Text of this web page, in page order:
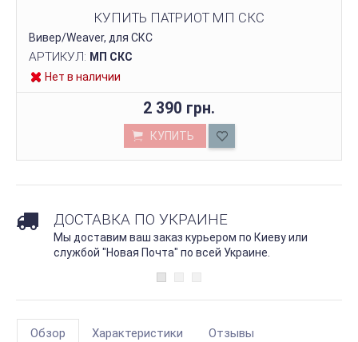
КУПИТЬ ПАТРИОТ МП СКС
Вивер/Weaver, для СКС
АРТИКУЛ: МП СКС
Нет в наличии
2 390 грн.
КУПИТЬ
ДОСТАВКА ПО УКРАИНЕ
Мы доставим ваш заказ курьером по Киеву или
службой "Новая Почта" по всей Украине.
Обзор Характеристики Отзывы